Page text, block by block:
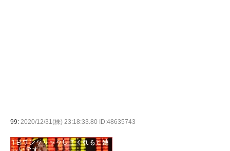
99: 2020/12/31(株) 23:18:33.80 ID:48635743